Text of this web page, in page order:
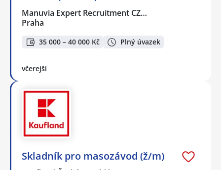
Manuvia Expert Recruitment CZ…
Praha
35 000 – 40 000 Kč Plný úvazek
včerejší
Skladník pro masozávod (ž/m)